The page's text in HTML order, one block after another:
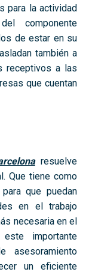
para la actividad
componente
de estar en su
también a
receptivos a las
que cuentan
resuelve
Que tiene como
que puedan
en el trabajo
necesaria en el
importante
asesoramiento
un eficiente